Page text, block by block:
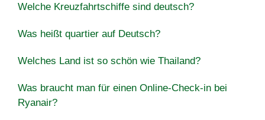
Welche Kreuzfahrtschiffe sind deutsch?
Was heißt quartier auf Deutsch?
Welches Land ist so schön wie Thailand?
Was braucht man für einen Online-Check-in bei
Ryanair?